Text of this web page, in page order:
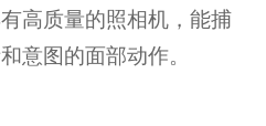
高质量的照相机，能捕
意图的面部动作。